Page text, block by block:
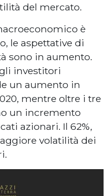
del mercato.
è
le aspettative di
sono in aumento.
investitori
un aumento in
mentre oltre i tre
un incremento
azionari. Il 62%,
volatilità dei